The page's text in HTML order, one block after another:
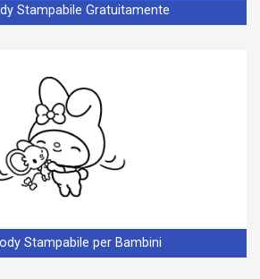
Stampabile Gratuitamente
Stampabile per Bambini